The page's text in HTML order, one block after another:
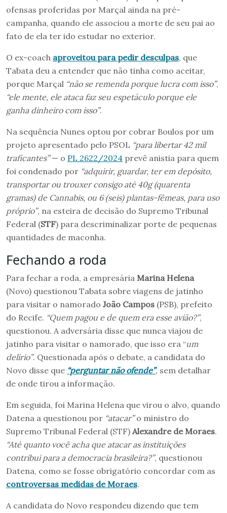
ofensas proferidas por Marçal ainda na pré-
campanha, quando ele associou a morte de seu pai ao
fato de ela ter ido estudar no exterior.
O ex-coach aproveitou para pedir desculpas, que
Tabata deu a entender que não tinha como aceitar,
porque Marçal “não se remenda porque lucra com isso”,
“ele mente, ele ataca faz seu espetáculo porque ele
ganha dinheiro com isso”.
Na sequência Nunes optou por cobrar Boulos por um
projeto apresentado pelo PSOL “para libertar 42 mil
traficantes”— o PL 2622/2024 prevê anistia para quem
foi condenado por “adquirir, guardar, ter em depósito,
transportar ou trouxer consigo até 40g (quarenta
gramas) de Cannabis, ou 6 (seis) plantas-fêmeas, para uso
próprio”, na esteira de decisão do Supremo Tribunal
Federal (STF) para descriminalizar porte de pequenas
quantidades de maconha.
Fechando a roda
Para fechar a roda, a empresária Marina Helena
(Novo) questionou Tabata sobre viagens de jatinho
para visitar o namorado João Campos (PSB), prefeito
do Recife. “Quem pagou e de quem era esse avião?”,
questionou. A adversária disse que nunca viajou de
jatinho para visitar o namorado, que isso era “um
delírio”. Questionada após o debate, a candidata do
Novo disse que “perguntar não ofende”, sem detalhar
de onde tirou a informação.
Em seguida, foi Marina Helena que virou o alvo, quando
Datena a questionou por “atacar”o ministro do
Supremo Tribunal Federal (STF) Alexandre de Moraes.
“Até quanto você acha que atacar as instituições
contribui para a democracia brasileira?”, questionou
Datena, como se fosse obrigatório concordar com as
controversas medidas de Moraes.
A candidata do Novo respondeu dizendo que tem